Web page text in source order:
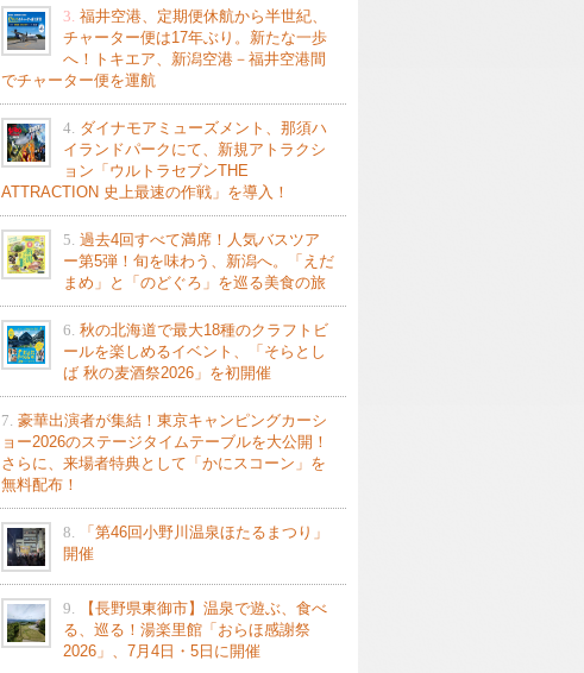
3. 福井空港、定期便休航から半世紀、
チャーター便は17年ぶり。新たな一歩
へ！トキエア、新潟空港－福井空港間
でチャーター便を運航
4. ダイナモアミューズメント、那須ハ
イランドパークにて、新規アトラクシ
ョン「ウルトラセブンTHE
ATTRACTION 史上最速の作戦」を導入！
5. 過去4回すべて満席！人気バスツア
ー第5弾！旬を味わう、新潟へ。「えだ
まめ」と「のどぐろ」を巡る美食の旅
6. 秋の北海道で最大18種のクラフトビ
ールを楽しめるイベント、「そらとし
ば 秋の麦酒祭2026」を初開催
7. 豪華出演者が集結！東京キャンピングカーシ
ョー2026のステージタイムテーブルを大公開！
さらに、来場者特典として「かにスコーン」を
無料配布！
8.
「第46回小野川温泉ほたるまつり」
開催
9.
【長野県東御市】温泉で遊ぶ、食べ
る、巡る！湯楽里館「おらほ感謝祭
2026」、7月4日・5日に開催